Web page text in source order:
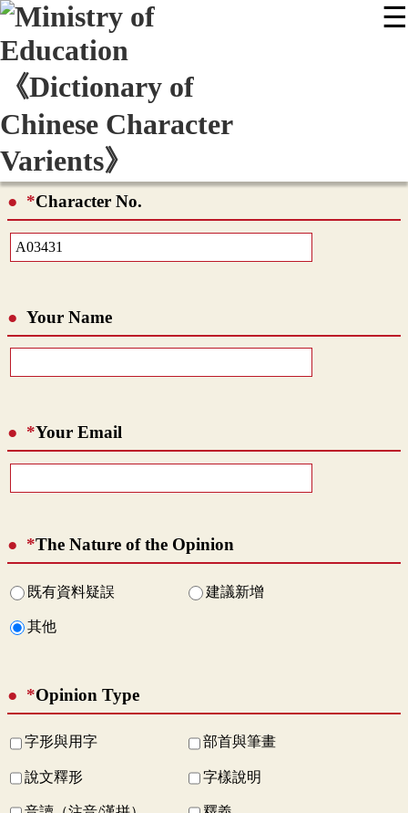
☰
Display Mode
Sitemap
*Character No.
Your Name
*Your Email
*The Nature of the Opinion
既有資料疑誤 建議新增
其他
*Opinion Type
字形與用字 部首與筆畫
說文釋形 字樣說明